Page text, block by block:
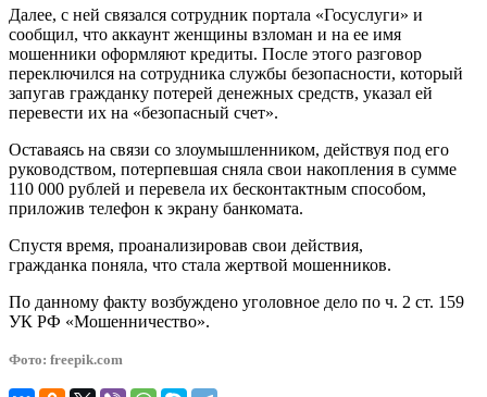
Далее, с ней связался сотрудник портала «Госуслуги» и
сообщил, что аккаунт женщины взломан и на ее имя
мошенники оформляют кредиты. После этого разговор
переключился на сотрудника службы безопасности, который
запугав гражданку потерей денежных средств, указал ей
перевести их на «безопасный счет».
Оставаясь на связи со злоумышленником, действуя под его
руководством, потерпевшая сняла свои накопления в сумме
110 000 рублей и перевела их бесконтактным способом,
приложив телефон к экрану банкомата.
Спустя время, проанализировав свои действия,
гражданка поняла, что стала жертвой мошенников.
По данному факту возбуждено уголовное дело по ч. 2 ст. 159
УК РФ «Мошенничество».
Фото: freepik.com